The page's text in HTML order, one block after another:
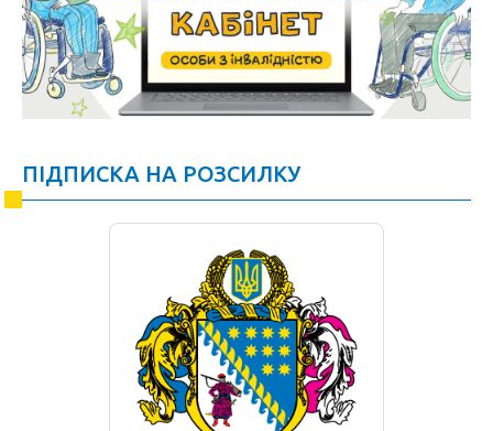
ПІДПИСКА НА РОЗСИЛКУ